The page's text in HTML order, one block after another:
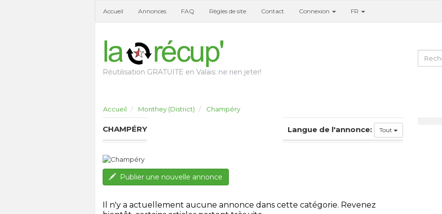
Accueil Annonces FAQ Règles de site Contact Connexion FR
Réutilisation GRATUITE en Valais: ne rien jeter!
Accueil Monthey (District) Champéry
CHAMPÉRY Langue de l'annonce: Tout
Publier une nouvelle annonce
Il n'y a actuellement aucune annonce dans cette catégorie. Revenez